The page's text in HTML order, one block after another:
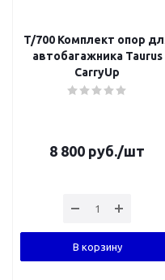
T/700 Комплект опор
автобагажника Taurus
CarryUp
8 800 руб./шт
В корзину